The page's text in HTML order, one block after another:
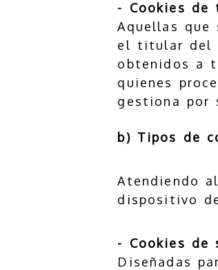
- Cookies de
Aquellas
el titular del
obtenidos a
quienes
gestiona por
b) Tipos de
Atendiendo
dispositivo
- Cookies de
Diseñadas